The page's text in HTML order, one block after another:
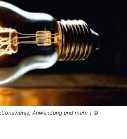
Anwendung und mehr | ©